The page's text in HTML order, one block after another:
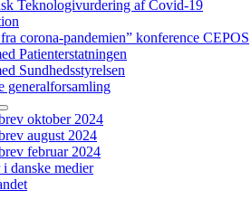
Teknologivurdering af Covid-19
corona-pandemien” konference CEPOS
Patienterstatningen
Sundhedsstyrelsen
generalforsamling
oktober 2024
august 2024
februar 2024
danske medier